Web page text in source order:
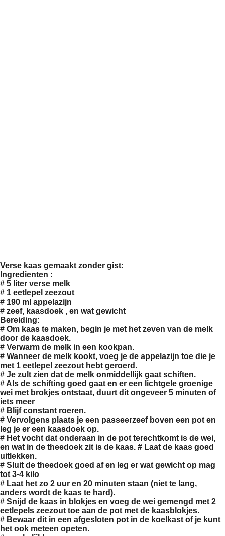
Verse kaas gemaakt zonder gist:
Ingredienten :
# 5 liter verse melk
# 1 eetlepel zeezout
# 190 ml appelazijn
# zeef, kaasdoek , en wat gewicht
Bereiding:
# Om kaas te maken, begin je met het zeven van de melk
door de kaasdoek.
# Verwarm de melk in een kookpan.
# Wanneer de melk kookt, voeg je de appelazijn toe die je
met 1 eetlepel zeezout hebt geroerd.
# Je zult zien dat de melk onmiddellijk gaat schiften.
# Als de schifting goed gaat en er een lichtgele groenige
wei met brokjes ontstaat, duurt dit ongeveer 5 minuten of
iets meer
# Blijf constant roeren.
# Vervolgens plaats je een passeerzeef boven een pot en
leg je er een kaasdoek op.
# Het vocht dat onderaan in de pot terechtkomt is de wei,
en wat in de theedoek zit is de kaas. # Laat de kaas goed
uitlekken.
# Sluit de theedoek goed af en leg er wat gewicht op mag
tot 3-4 kilo
# Laat het zo 2 uur en 20 minuten staan (niet te lang,
anders wordt de kaas te hard).
# Snijd de kaas in blokjes en voeg de wei gemengd met 2
eetlepels zeezout toe aan de pot met de kaasblokjes.
# Bewaar dit in een afgesloten pot in de koelkast of je kunt
het ook meteen opeten.